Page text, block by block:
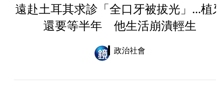
遠赴土耳其求診「全口牙被拔光」...植
還要等半年 他生活崩潰輕生
政治社會